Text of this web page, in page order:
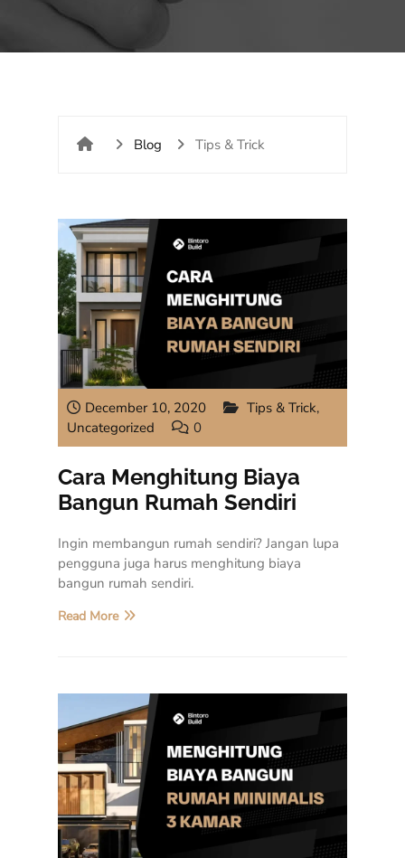
Blog Tips & Trick
December 10, 2020 Tips & Trick,
Uncategorized
0
Cara Menghitung Biaya
Bangun Rumah Sendiri
Ingin membangun rumah sendiri? Jangan lupa
pengguna juga harus menghitung biaya
bangun rumah sendiri.
Read More